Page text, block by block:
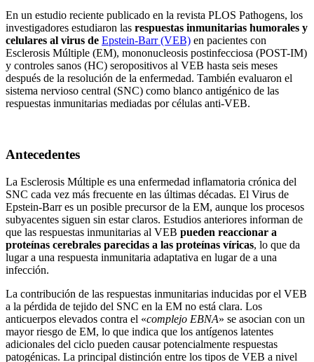
En un estudio reciente publicado en la revista PLOS Pathogens, los
investigadores estudiaron las respuestas inmunitarias humorales y
celulares al virus de Epstein-Barr (VEB) en pacientes con
Esclerosis Múltiple (EM), mononucleosis postinfecciosa (POST-IM)
y controles sanos (HC) seropositivos al VEB hasta seis meses
después de la resolución de la enfermedad. También evaluaron el
sistema nervioso central (SNC) como blanco antigénico de las
respuestas inmunitarias mediadas por células anti-VEB.
Antecedentes
La Esclerosis Múltiple es una enfermedad inflamatoria crónica del
SNC cada vez más frecuente en las últimas décadas. El Virus de
Epstein-Barr es un posible precursor de la EM, aunque los procesos
subyacentes siguen sin estar claros. Estudios anteriores informan de
que las respuestas inmunitarias al VEB pueden reaccionar a
proteínas cerebrales parecidas a las proteínas víricas, lo que da
lugar a una respuesta inmunitaria adaptativa en lugar de a una
infección.
La contribución de las respuestas inmunitarias inducidas por el VEB
a la pérdida de tejido del SNC en la EM no está clara. Los
anticuerpos elevados contra el «complejo EBNA» se asocian con un
mayor riesgo de EM, lo que indica que los antígenos latentes
adicionales del ciclo pueden causar potencialmente respuestas
patogénicas. La principal distinción entre los tipos de VEB a nivel